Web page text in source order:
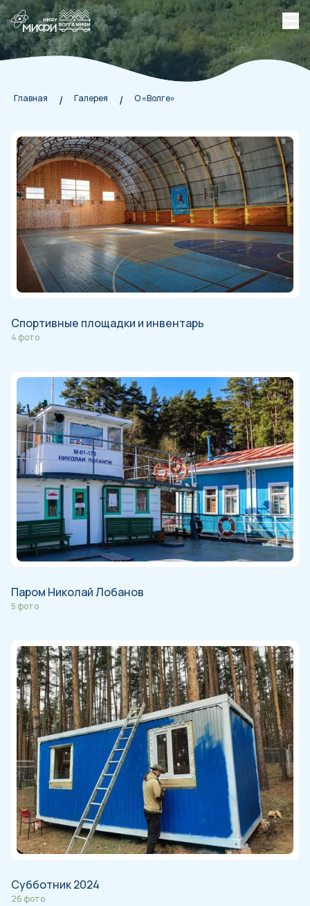
Главная Галерея О «Волге»
Спортивные площадки и инвентарь
4 фото
Паром Николай Лобанов
5 фото
Субботник 2024
26 фото